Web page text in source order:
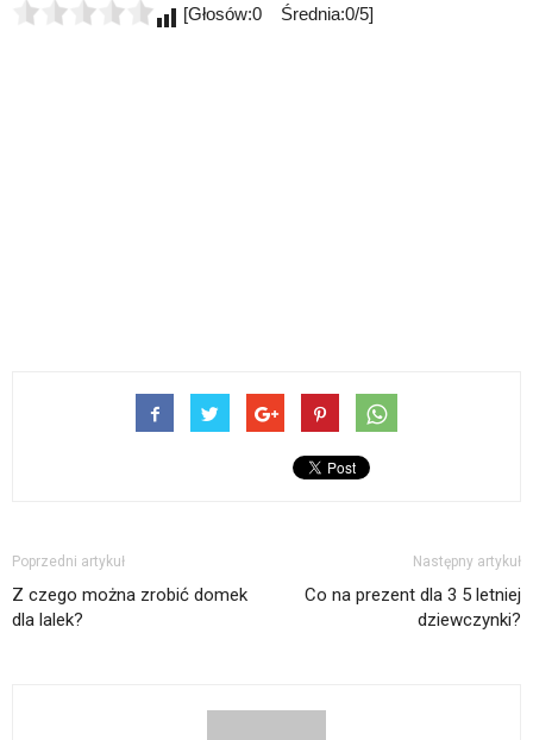
[Głosów:0 Średnia:0/5]
Poprzedni artykuł
Z czego można zrobić domek
dla lalek?
Następny artykuł
Co na prezent dla 3 5 letniej
dziewczynki?